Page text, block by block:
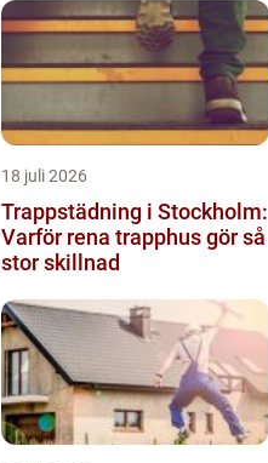
18 juli 2026
Trappstädning i Stockholm:
Varför rena trapphus gör så
stor skillnad